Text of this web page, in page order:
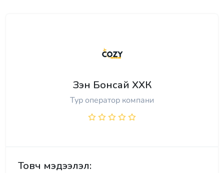
Зэн Бонсай ХХК
Тур оператор компани
Товч мэдээлэл: